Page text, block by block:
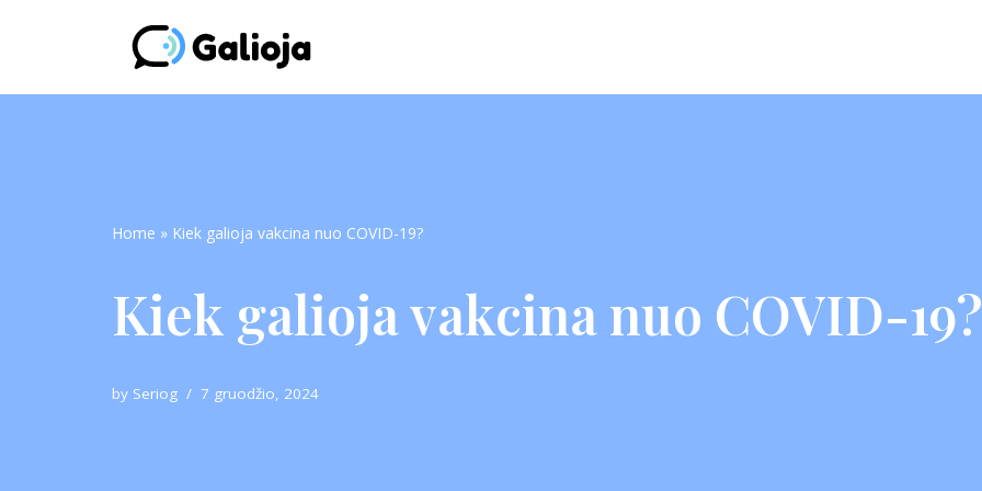
Home » Kiek galioja vakcina nuo COVID-19?
Kiek galioja vakcina nuo COVID-19?
by Seriog 7 gruodžio, 2024